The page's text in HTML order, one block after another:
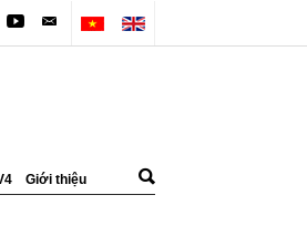
Giới thiệu